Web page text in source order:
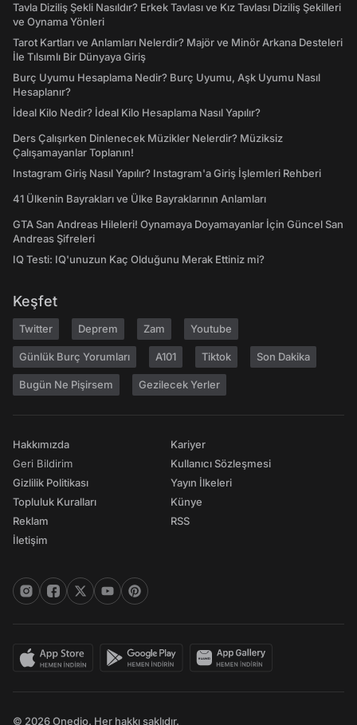
Tavla Diziliş Şekli Nasıldır? Erkek Tavlası ve Kız Tavlası Diziliş Şekilleri
ve Oynama Yönleri
Tarot Kartları ve Anlamları Nelerdir? Majör ve Minör Arkana Desteleri
İle Tılsımlı Bir Dünyaya Giriş
Burç Uyumu Hesaplama Nedir? Burç Uyumu, Aşk Uyumu Nasıl
Hesaplanır?
İdeal Kilo Nedir? İdeal Kilo Hesaplama Nasıl Yapılır?
Ders Çalışırken Dinlenecek Müzikler Nelerdir? Müziksiz
Çalışamayanlar Toplanın!
Instagram Giriş Nasıl Yapılır? Instagram'a Giriş İşlemleri Rehberi
41 Ülkenin Bayrakları ve Ülke Bayraklarının Anlamları
GTA San Andreas Hileleri! Oynamaya Doyamayanlar İçin Güncel San
Andreas Şifreleri
IQ Testi: IQ'unuzun Kaç Olduğunu Merak Ettiniz mi?
Keşfet
Twitter Deprem Zam Youtube
Günlük Burç Yorumları A101 Tiktok Son Dakika
Bugün Ne Pişirsem Gezilecek Yerler
Hakkımızda
Geri Bildirim
Gizlilik Politikası
Topluluk Kuralları
Reklam
İletişim
Kariyer
Kullanıcı Sözleşmesi
Yayın İlkeleri
Künye
RSS
© 2026 Onedio. Her hakkı saklıdır.